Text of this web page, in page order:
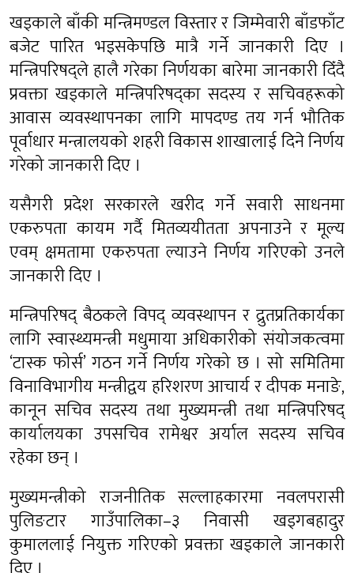
खड्काले बाँकी मन्त्रिमण्डल विस्तार र जिम्मेवारी बाँडफाँट
बजेट पारित भइसकेपछि मात्रै गर्ने जानकारी दिए ।
मन्त्रिपरिषद्ले हालै गरेका निर्णयका बारेमा जानकारी दिँदै
प्रवक्ता खड्काले मन्त्रिपरिषद्का सदस्य र सचिवहरूको
आवास व्यवस्थापनका लागि मापदण्ड तय गर्न भौतिक
पूर्वाधार मन्त्रालयको शहरी विकास शाखालाई दिने निर्णय
गरेको जानकारी दिए ।
यसैगरी प्रदेश सरकारले खरीद गर्ने सवारी साधनमा
एकरुपता कायम गर्दै मितव्ययीतता अपनाउने र मूल्य
एवम् क्षमतामा एकरुपता ल्याउने निर्णय गरिएको उनले
जानकारी दिए ।
मन्त्रिपरिषद् बैठकले विपद् व्यवस्थापन र द्रुतप्रतिकार्यका
लागि स्वास्थ्यमन्त्री मधुमाया अधिकारीको संयोजकत्वमा
‘टास्क फोर्स’ गठन गर्ने निर्णय गरेको छ । सो समितिमा
विनाविभागीय मन्त्रीद्वय हरिशरण आचार्य र दीपक मनाङे,
कानून सचिव सदस्य तथा मुख्यमन्त्री तथा मन्त्रिपरिषद्
कार्यालयका उपसचिव रामेश्वर अर्याल सदस्य सचिव
रहेका छन् ।
मुख्यमन्त्रीको राजनीतिक सल्लाहकारमा नवलपरासी
पुलिङटार गाउँपालिका–३ निवासी खड्गबहादुर
कुमाललाई नियुक्त गरिएको प्रवक्ता खड्काले जानकारी